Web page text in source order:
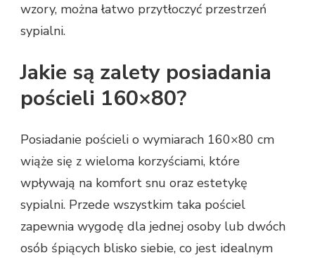
wzory, można łatwo przytłoczyć przestrzeń
sypialni.
Jakie są zalety posiadania
pościeli 160×80?
Posiadanie pościeli o wymiarach 160×80 cm
wiąże się z wieloma korzyściami, które
wpływają na komfort snu oraz estetykę
sypialni. Przede wszystkim taka pościel
zapewnia wygodę dla jednej osoby lub dwóch
osób śpiących blisko siebie, co jest idealnym